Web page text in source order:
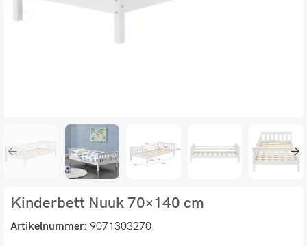
Kinderbett Nuuk 70×140 cm
Artikelnummer: 9071303270